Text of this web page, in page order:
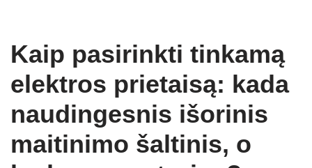
Kaip pasirinkti tinkamą
elektros prietaisą: kada
naudingesnis išorinis
maitinimo šaltinis, o